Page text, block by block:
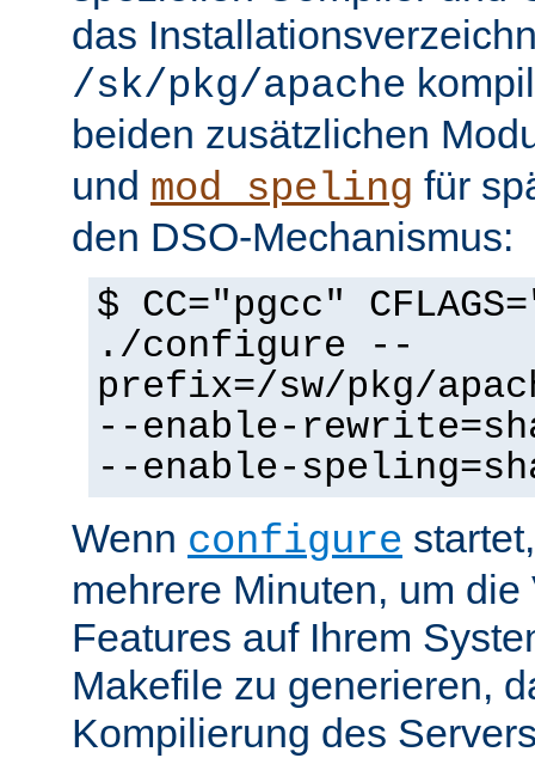
das
/sk/pkg/apache
beiden zusätzlichen
und mod_speling für
den DSO-Mechanismus:
$ CC="pgcc"
./configure --
prefix=/sw/pkg/
--enable-
--enable-
Wenn configure
mehrere Minuten, um
Features auf Ihrem
Makefile zu generieren,
Kompilierung des